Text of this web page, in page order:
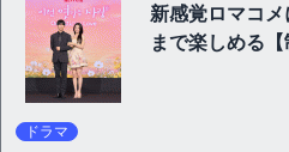
新感覚ロマコ
まで楽しめる【
ドラマ